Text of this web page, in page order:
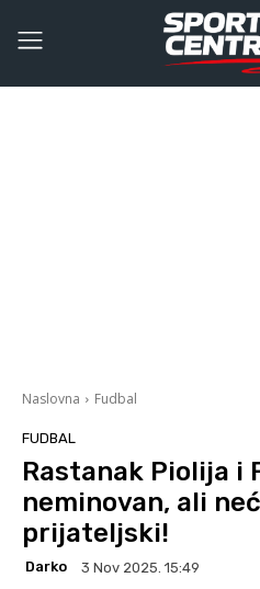
Naslovna Fudbal
FUDBAL
Rastanak Piolija i
neminovan, ali
prijateljski!
Darko 3 Nov 2025. 15:49